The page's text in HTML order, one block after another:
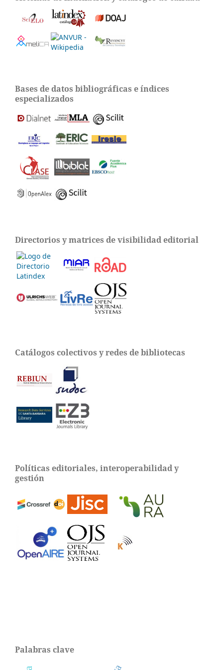
Bases de datos bibliográficas e índices
especializados
Directorios y matrices de visibilidad editorial
Catálogos colectivos y redes de bibliotecas
Políticas editoriales, interoperabilidad y
gestión
Palabras clave